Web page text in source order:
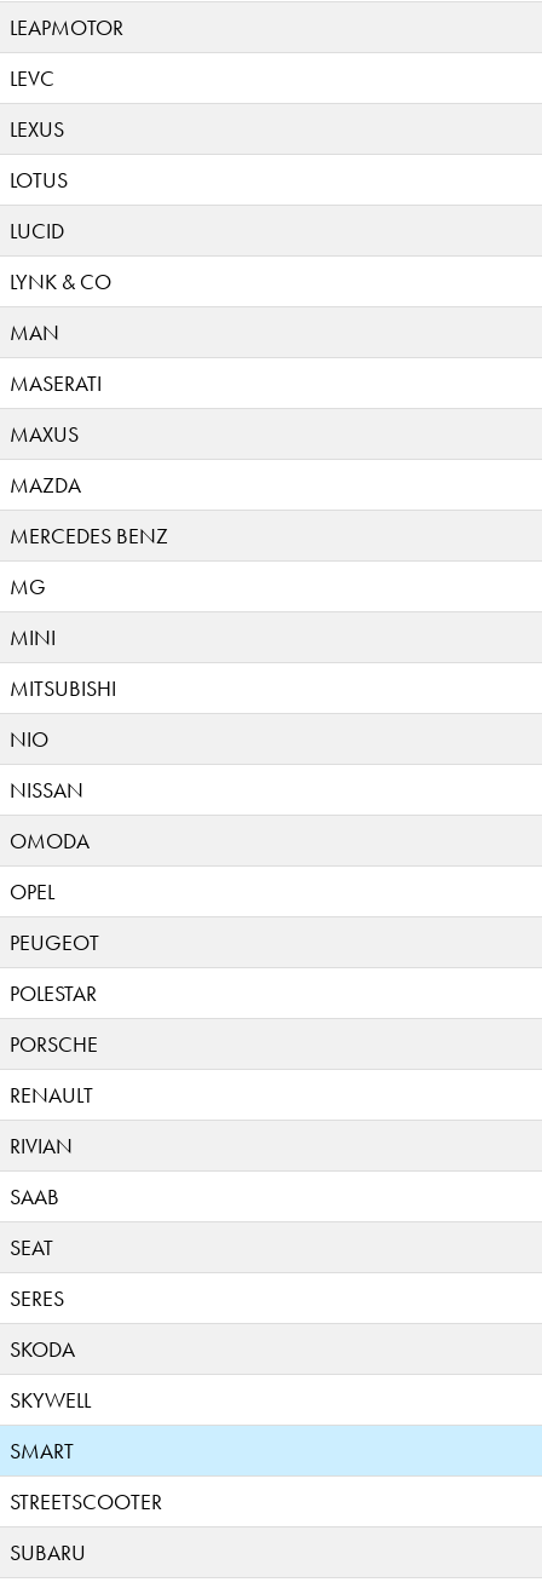
LEAPMOTOR
LEVC
LEXUS
LOTUS
LUCID
LYNK & CO
MAN
MASERATI
MAXUS
MAZDA
MERCEDES BENZ
MG
MINI
MITSUBISHI
NIO
NISSAN
OMODA
OPEL
PEUGEOT
POLESTAR
PORSCHE
RENAULT
RIVIAN
SAAB
SEAT
SERES
SKODA
SKYWELL
SMART
STREETSCOOTER
SUBARU